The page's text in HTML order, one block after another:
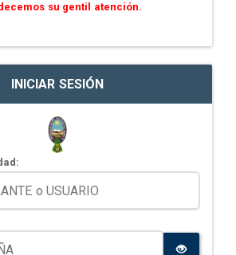
su gentil atención.
INICIAR SESIÓN